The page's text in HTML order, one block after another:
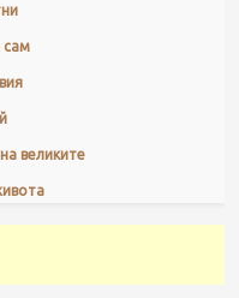
сам
великите